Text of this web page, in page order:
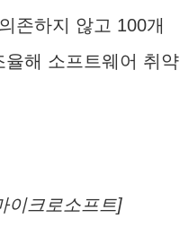
존하지 않고 100개
해 소프트웨어 취약
이크로소프트]